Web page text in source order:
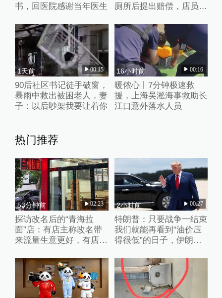
书，回医院感谢当年医生
厕所后提出赔偿，店员婉
1天前 00:15
90后社区书记徒手破窗，
暴雨中救出被困老人，妻
子：以后吵架我要让着你
16小时前 00:16
暖侬心丨7分钟极速救
援，上海吴淞海事救助长
江口意外落水人员
热门推荐
53分钟前 02:23
探访改名后的“青海拉
面”店：有店主称改名带
来流量生意更好，有店家
素并存
2小时前 00:27
特朗普：只要战争一结束
我们就能再看到“油价压
得很低”的日子，伊朗撑